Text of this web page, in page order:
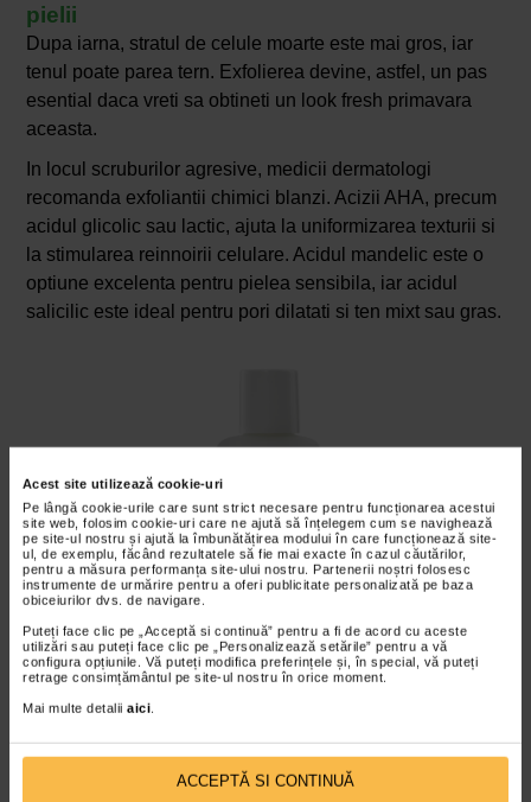
Acest site utilizează cookie-uri
Pe lângă cookie-urile care sunt strict necesare pentru funcționarea acestui
site web, folosim cookie-uri care ne ajută să înțelegem cum se navighează
pe site-ul nostru și ajută la îmbunătățirea modului în care funcționează site-
ul, de exemplu, făcând rezultatele să fie mai exacte în cazul căutărilor,
pentru a măsura performanța site-ului nostru. Partenerii noștri folosesc
instrumente de urmărire pentru a oferi publicitate personalizată pe baza
obiceiurilor dvs. de navigare.
Puteți face clic pe „Acceptă si continuă” pentru a fi de acord cu aceste
utilizări sau puteți face clic pe „Personalizează setările” pentru a vă
configura opțiunile. Vă puteți modifica preferințele și, în special, vă puteți
retrage consimțământul pe site-ul nostru în orice moment.
Mai multe detalii aici.
ACCEPTĂ SI CONTINUĂ
pielii
Dupa iarna, stratul de celule moarte este mai gros, iar
tenul poate parea tern. Exfolierea devine, astfel, un pas
esential daca vreti sa obtineti un look fresh primavara
aceasta.
In locul scruburilor agresive, medicii dermatologi
recomanda exfoliantii chimici blanzi. Acizii AHA, precum
acidul glicolic sau lactic, ajuta la uniformizarea texturii si
la stimularea reinnoirii celulare. Acidul mandelic este o
optiune excelenta pentru pielea sensibila, iar acidul
salicilic este ideal pentru pori dilatati si ten mixt sau gras.
D-CLAR Lotiune exfolianta concentrata
RILASTIL